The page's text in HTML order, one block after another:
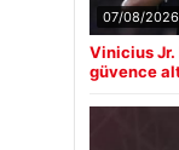
07/08/2026
Vinicius
güvence